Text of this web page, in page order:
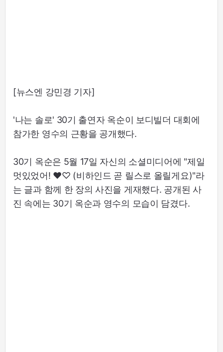
[뉴스엔 강민경 기자]
'나는 솔로' 30기 출연자 옥순이 보디빌더 대회에
참가한 영수의 근황을 공개했다.
30기 옥순은 5월 17일 자신의 소셜미디어에 "제일
멋있었어! ♥♡ (비하인드 곧 릴스로 올릴게요)"라
는 글과 함께 한 장의 사진을 게재했다. 공개된 사
진 속에는 30기 옥순과 영수의 모습이 담겼다.